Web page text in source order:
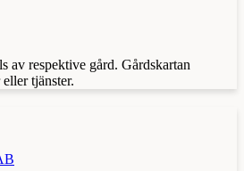
av respektive gård. Gårdskartan
tjänster.